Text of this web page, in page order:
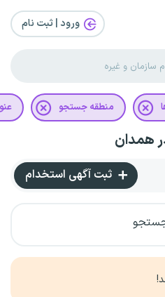
ورود | ثبت‌ نام
منطقه جستجو
همدان
ثبت آگهی استخدام
جستجو